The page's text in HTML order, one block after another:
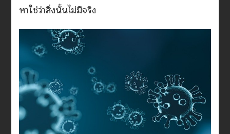
หาใช่ว่าสิ่งนั้นไม่มีจริง